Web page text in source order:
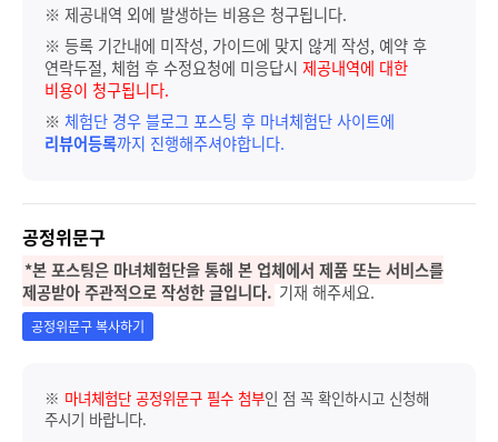
※ 제공내역 외에 발생하는 비용은 청구됩니다.
※ 등록 기간내에 미작성, 가이드에 맞지 않게 작성, 예약 후
연락두절, 체험 후 수정요청에 미응답시 제공내역에 대한
비용이 청구됩니다.
※ 체험단 경우 블로그 포스팅 후 마녀체험단 사이트에
리뷰어등록까지 진행해주셔야합니다.
공정위문구
*본 포스팅은 마녀체험단을 통해 본 업체에서 제품 또는 서비스를
제공받아 주관적으로 작성한 글입니다. 기재 해주세요.
공정위문구 복사하기
※ 마녀체험단 공정위문구 필수 첨부인 점 꼭 확인하시고 신청해
주시기 바랍니다.